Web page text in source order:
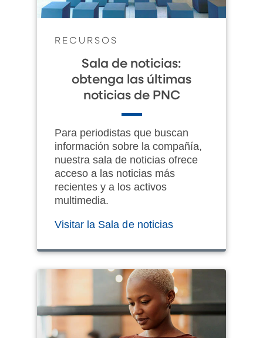
RECURSOS
Sala de noticias:
obtenga las últimas
noticias de PNC
Para periodistas que buscan
información sobre la compañía,
nuestra sala de noticias ofrece
acceso a las noticias más
recientes y a los activos
multimedia.
Visitar la Sala de noticias